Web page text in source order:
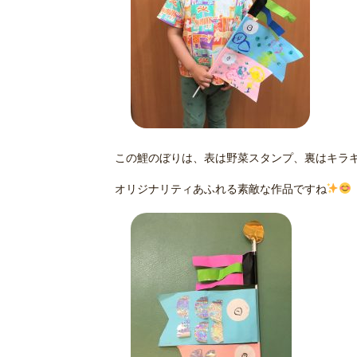
この鯉のぼりは、表は野菜スタンプ、裏はキラ
オリジナリティあふれる素敵な作品ですね